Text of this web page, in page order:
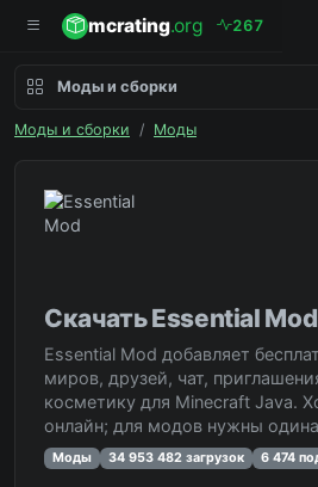
mcrating.org 267
Моды и сборки
Моды и сборки / Моды
Скачать Essential Mod
Essential Mod добавляет
миров, друзей, чат,
косметику для Minecraft Java.
онлайн; для модов нужны
Моды 34 953 482 загрузок 6 474